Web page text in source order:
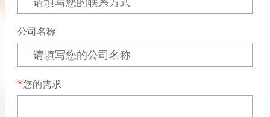
公司名称
您的需求